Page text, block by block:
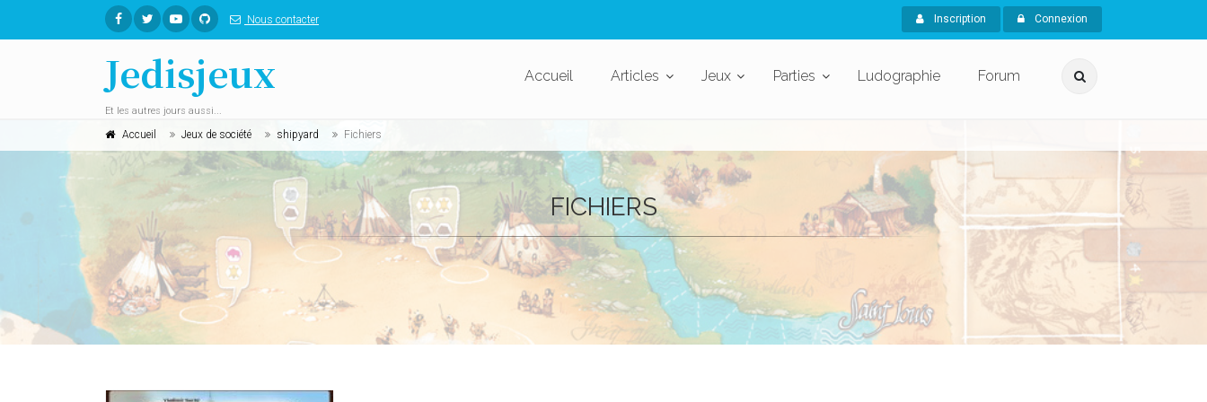
Nous contacter Inscription Connexion
Jedisjeux
Et les autres jours aussi...
Accueil Articles Jeux Parties Ludographie Forum
Accueil Jeux de société shipyard Fichiers
FICHIERS